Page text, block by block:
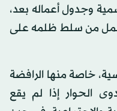
وجدول أعماله بعد،
من سلط ظلمه على
خاصة منها الرافضة
جدوى الحوار إذا لم يقع